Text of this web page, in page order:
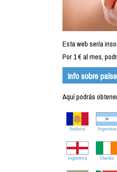
Esta web sería
Por 1 € al mes,
Info sobre
Aquí podrás
Andorra Argentina
Inglaterra Irlanda